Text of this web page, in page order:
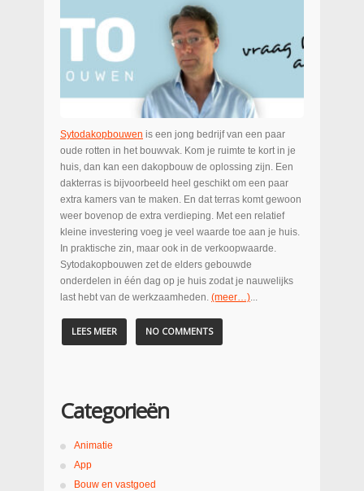
Sytodakopbouwen is een jong bedrijf van een paar
oude rotten in het bouwvak. Kom je ruimte te kort in je
huis, dan kan een dakopbouw de oplossing zijn. Een
dakterras is bijvoorbeeld heel geschikt om een paar
extra kamers van te maken. En dat terras komt gewoon
weer bovenop de extra verdieping. Met een relatief
kleine investering voeg je veel waarde toe aan je huis.
In praktische zin, maar ook in de verkoopwaarde.
Sytodakopbouwen zet de elders gebouwde
onderdelen in één dag op je huis zodat je nauwelijks
last hebt van de werkzaamheden. (meer…)
LEES MEER NO COMMENTS
Categorieën
Animatie
App
Bouw en vastgoed